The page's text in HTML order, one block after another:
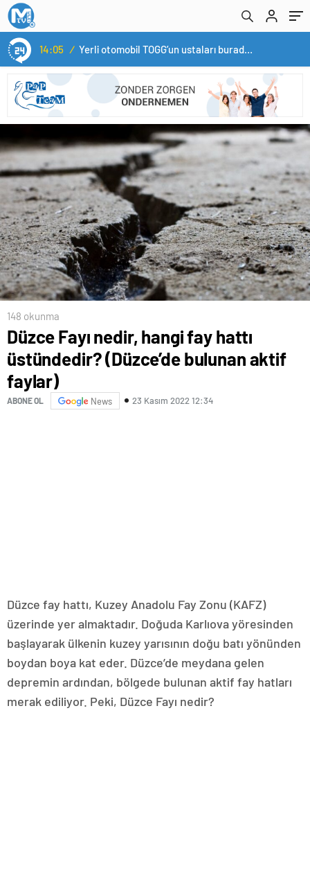
14:05 / Yerli otomobil TOGG’un ustaları burada yetişecek
148 okunma
Düzce Fayı nedir, hangi fay hattı
üstündedir? (Düzce’de bulunan aktif
faylar)
ABONE OL News 23 Kasım 2022 12:34
Düzce fay hattı, Kuzey Anadolu Fay Zonu (KAFZ)
üzerinde yer almaktadır. Doğuda Karlıova yöresinden
başlayarak ülkenin kuzey yarısının doğu batı yönünden
boydan boya kat eder. Düzce’de meydana gelen
depremin ardından, bölgede bulunan aktif fay hatları
merak ediliyor. Peki, Düzce Fayı nedir?